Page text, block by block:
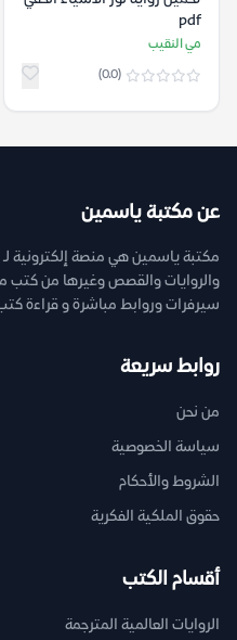
pdf
مي النقيب
(0.0)
عن مكتبة ياسمين
مكتبة ياسمين هي منصة إلكترونية لـ
سيرفرات وروابط مباشرة و قراءة
روابط سريعة
من نحن
سياسة الخصوصية
الشروط والأحكام
حقوق الملكية الفكرية
أقسام الكتب
الروايات العالمية المترجمة